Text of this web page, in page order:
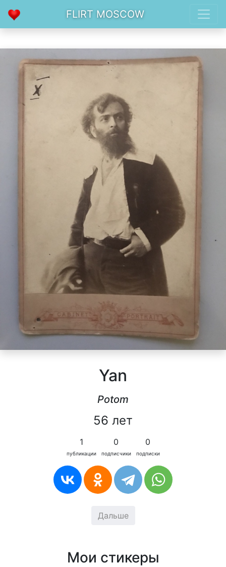
FLIRT MOSCOW
Yan
Potom
56 лет
1
публикации
0
подписчики
0
подписки
Дальше
Мои стикеры